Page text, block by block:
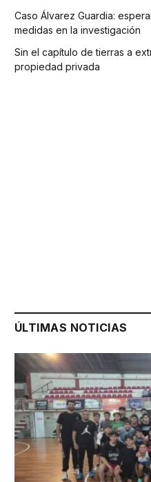
Caso Álvarez Guardia:
medidas en la investigación
Sin el capítulo de tierras a
propiedad privada
ÚLTIMAS NOTICIAS